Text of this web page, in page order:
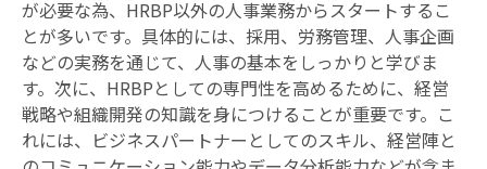
が必要な為、HRBP以外の人事業務からスタートするこ
とが多いです。具体的には、採用、労務管理、人事企画
などの実務を通じて、人事の基本をしっかりと学びま
す。次に、HRBPとしての専門性を高めるために、経営
戦略や組織開発の知識を身につけることが重要です。こ
れには、ビジネスパートナーとしてのスキル、経営陣と